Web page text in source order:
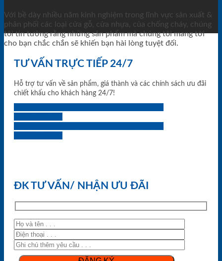
Với bề dày nhiều năm kinh nghiệm trong lĩnh vực sản xuất &
phân phối các loại cửa gỗ, cửa nhựa, của chống cháy, chúng
tôi tin tưởng rằng những sản phẩm mà chúng tôi mang tới
cho bạn chắc chắn sẽ khiến bạn hài lòng tuyệt đối.
TƯ VẤN TRỰC TIẾP 24/7
Hỗ trợ tư vấn về sản phẩm, giá thành và các chính sách ưu đãi
chiết khấu cho khách hàng 24/7!
ĐK TƯ VẤN/ NHẬN ƯU ĐÃI